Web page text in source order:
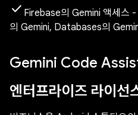
check Firebase의 Gemini 액세스
의 Gemini, Databases의
Gemini Code
엔터프라이즈 라이선